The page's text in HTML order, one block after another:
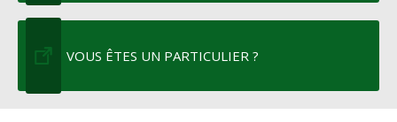
VOUS ÊTES UN PARTICULIER ?